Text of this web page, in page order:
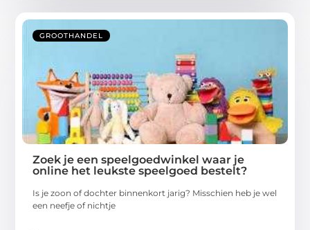
GROOTHANDEL
Zoek je een speelgoedwinkel waar je
online het leukste speelgoed bestelt?
Is je zoon of dochter binnenkort jarig? Misschien heb je wel
een neefje of nichtje